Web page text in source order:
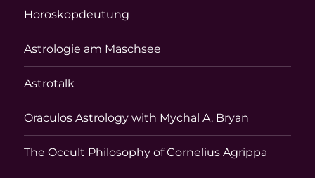
Horoskopdeutung
Astrologie am Maschsee
Astrotalk
Oraculos Astrology with Mychal A. Bryan
The Occult Philosophy of Cornelius Agrippa